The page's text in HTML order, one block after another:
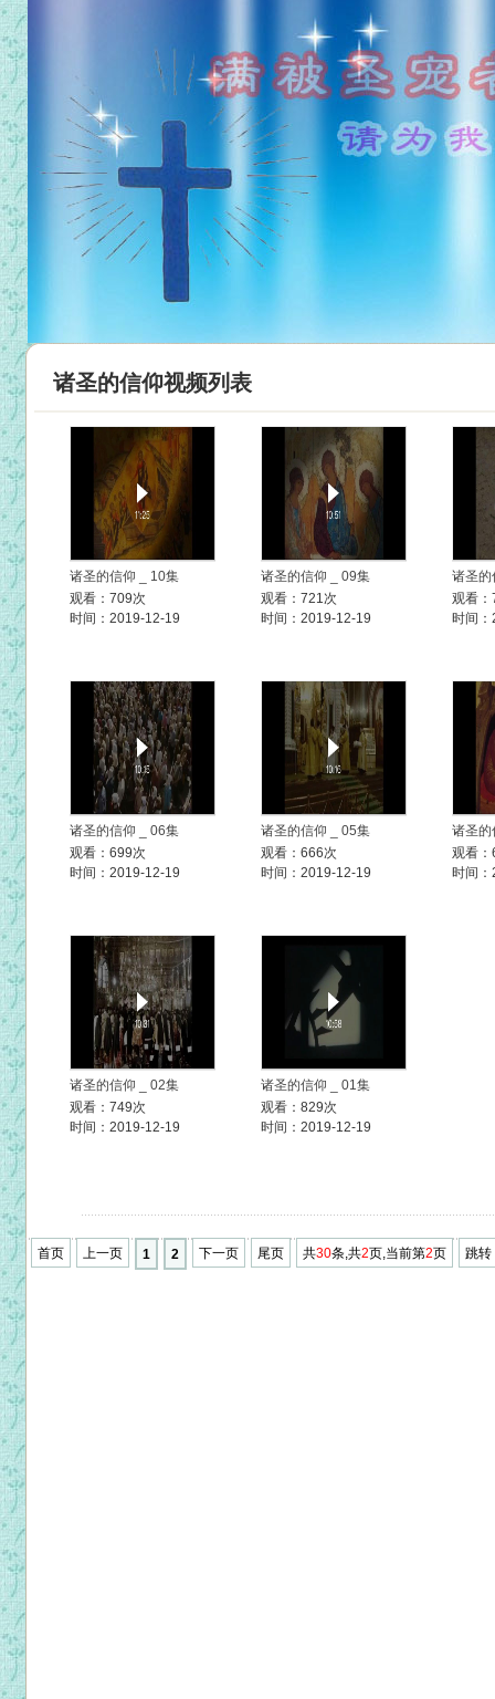
诸圣的信仰视频列表
诸圣的信仰 _ 10集
观看：709次
时间：2019-12-19
诸圣的信仰 _ 09集
观看：721次
时间：2019-12-19
诸圣的
观看
时间
诸圣的信仰 _ 06集
观看：699次
时间：2019-12-19
诸圣的信仰 _ 05集
观看：666次
时间：2019-12-19
诸圣的
观看
时间
诸圣的信仰 _ 02集
观看：749次
时间：2019-12-19
诸圣的信仰 _ 01集
观看：829次
时间：2019-12-19
首页 上一页 1 2 下一页 尾页 共30条,共2页,当前第2页 跳转